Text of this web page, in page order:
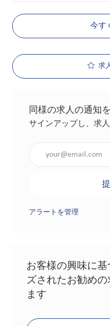
今す
求
同様の求人の通知
サインアップし、求
アラートを管理
お客様の興味に基
ズされたお勧め
ます